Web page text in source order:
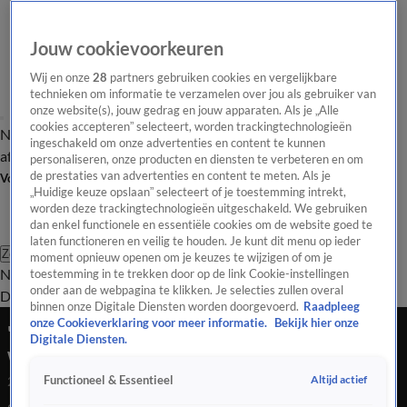
Nieuws van de DagOpinie van de Dag Onze categorieën Laatste
afleveringVideo's Nieuws van de Dag Podcast
Volg Nieuws van de Dag
Zoeken
Nieuws van de DagOpinie van de
Dag
Video'sUitzendingen PodcastPanelContact
'Zonder VOC was Amsterdam nooit geworden
wat het nu is'
21 aug 2025, 18:54
Jouw cookievoorkeuren
Wij en onze28 partners gebruiken cookies en vergelijkbare
technieken om informatie te verzamelen over jou als gebruiker van
onze website(s), jouw gedrag en jouw apparaten. Als je „Alle
cookies accepteren” selecteert, worden trackingtechnologieën
ingeschakeld om onze advertenties en content te kunnen
personaliseren, onze producten en diensten te verbeteren en om
de prestaties van advertenties en content te meten. Als je
„Huidige keuze opslaan” selecteert of je toestemming intrekt,
worden deze trackingtechnologieën uitgeschakeld. We gebruiken
dan enkel functionele en essentiële cookies om de website goed te
laten functioneren en veilig te houden. Je kunt dit menu op ieder
moment opnieuw openen om je keuzes te wijzigen of om je
toestemming in te trekken door op de link Cookie-instellingen
onder aan de webpagina te klikken. Je selecties zullen overal
binnen onze Digitale Diensten worden doorgevoerd. Raadpleeg
onze Cookieverklaring voor meer informatie.
Bekijk hier onze
Digitale Diensten.
Functioneel & Essentieel Altijd actief